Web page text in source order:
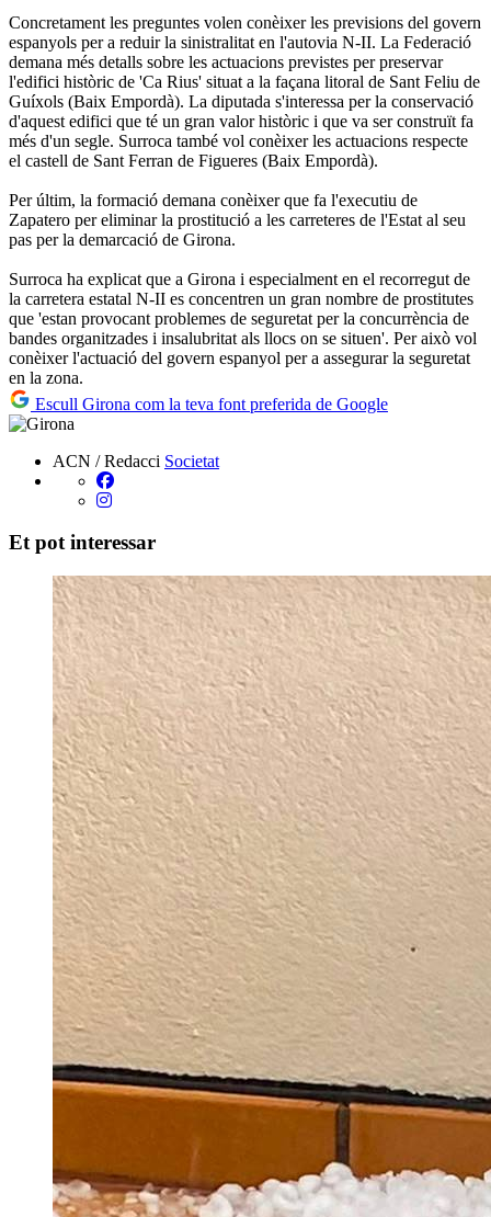
Concretament les preguntes volen conèixer les previsions del govern
espanyols per a reduir la sinistralitat en l'autovia N-II. La Federació
demana més detalls sobre les actuacions previstes per preservar
l'edifici històric de 'Ca Rius' situat a la façana litoral de Sant Feliu de
Guíxols (Baix Empordà). La diputada s'interessa per la conservació
d'aquest edifici que té un gran valor històric i que va ser construït fa
més d'un segle. Surroca també vol conèixer les actuacions respecte
el castell de Sant Ferran de Figueres (Baix Empordà).
Per últim, la formació demana conèixer que fa l'executiu de
Zapatero per eliminar la prostitució a les carreteres de l'Estat al seu
pas per la demarcació de Girona.
Surroca ha explicat que a Girona i especialment en el recorregut de
la carretera estatal N-II es concentren un gran nombre de prostitutes
que 'estan provocant problemes de seguretat per la concurrència de
bandes organitzades i insalubritat als llocs on se situen'. Per això vol
conèixer l'actuació del govern espanyol per a assegurar la seguretat
en la zona.
Escull Girona com la teva font preferida de Google
ACN / Redacci Societat
Et pot interessar